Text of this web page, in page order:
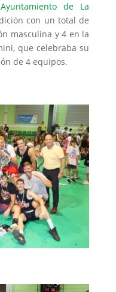
Ayuntamiento de La
con un total de
masculina y 4 en la
que celebraba su
de 4 equipos.